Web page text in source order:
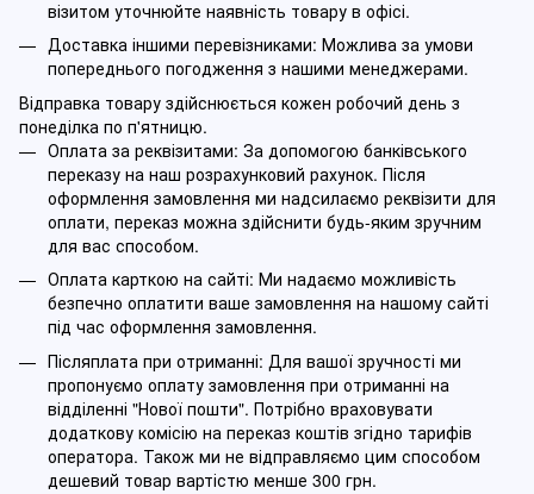
візитом уточнюйте наявність товару в офісі.
Доставка іншими перевізниками: Можлива за умови
попереднього погодження з нашими менеджерами.
Відправка товару здійснюється кожен робочий день з
понеділка по п'ятницю.
Оплата за реквізитами: За допомогою банківського
переказу на наш розрахунковий рахунок. Після
оформлення замовлення ми надсилаємо реквізити для
оплати, переказ можна здійснити будь-яким зручним
для вас способом.
Оплата карткою на сайті: Ми надаємо можливість
безпечно оплатити ваше замовлення на нашому сайті
під час оформлення замовлення.
Післяплата при отриманні: Для вашої зручності ми
пропонуємо оплату замовлення при отриманні на
відділенні "Нової пошти". Потрібно враховувати
додаткову комісію на переказ коштів згідно тарифів
оператора. Також ми не відправляємо цим способом
дешевий товар вартістю менше 300 грн.